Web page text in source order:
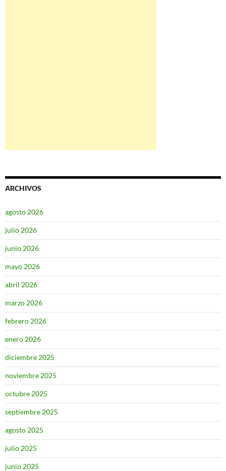
ARCHIVOS
agosto 2026
julio 2026
junio 2026
mayo 2026
abril 2026
marzo 2026
febrero 2026
enero 2026
diciembre 2025
noviembre 2025
octubre 2025
septiembre 2025
agosto 2025
julio 2025
junio 2025